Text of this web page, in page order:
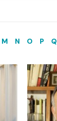
M N O P Q